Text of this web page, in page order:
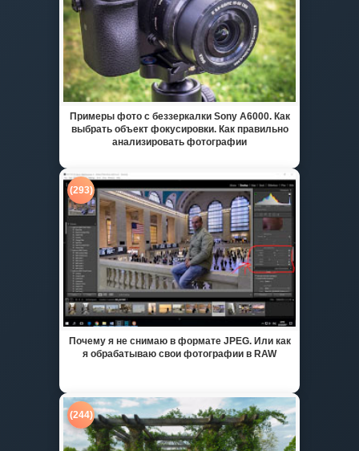
Примеры фото с беззеркалки Sony A6000. Как
выбрать объект фокусировки. Как правильно
анализировать фотографии
(293)
Почему я не снимаю в формате JPEG. Или как
я обрабатываю свои фотографии в RAW
(244)